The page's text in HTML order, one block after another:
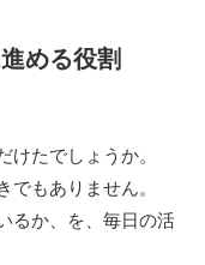
める役割
たでしょうか。
もありません。
るか、を、毎日の活